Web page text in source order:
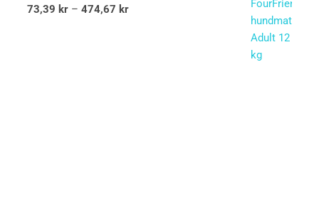
73,39 kr – 474,67 kr